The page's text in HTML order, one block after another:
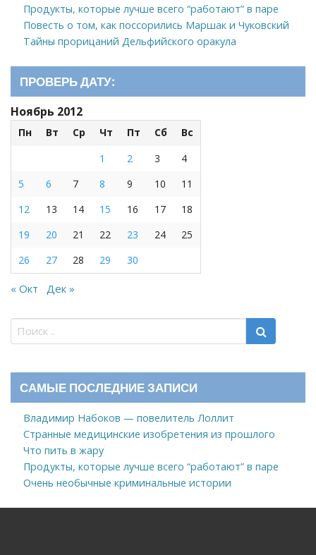
Продукты, которые лучше всего “работают” в паре
Повесть о том, как поссорились Маршак и Чуковский
Тайны прорицаний Дельфийского оракула
ПРОВЕРЬ ДАТУ:
Ноябрь 2012
Пн Вт Ср Чт Пт Сб
Вс
1
2 3
4
5
6 7 8 9 10
11
12
13 14 15 16 17
18
19
20 21 22 23 24
25
26
27 28 29 30
« Окт Дек »
САМЫЕ ПОСЛЕДНИЕ ЗАПИСИ
Владимир Набоков — повелитель Лоллит
Странные медицинские изобретения из прошлого
Что пить в жару
Продукты, которые лучше всего “работают” в паре
Очень необычные криминальные истории